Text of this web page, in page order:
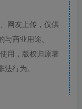
网友上传，仅供
与商业用途。
用，版权归原著
法行为。